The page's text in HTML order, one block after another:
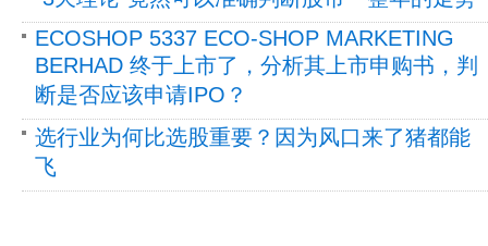
ECOSHOP 5337 ECO-SHOP MARKETING
BERHAD 终于上市了，分析其上市申购书，判
断是否应该申请IPO？
选行业为何比选股重要？因为风口来了猪都能
飞